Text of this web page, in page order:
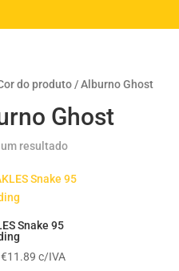
do produto / Alburno Ghost
Ghost
resultado
Snake 95
€11.89 Price
c/IVA